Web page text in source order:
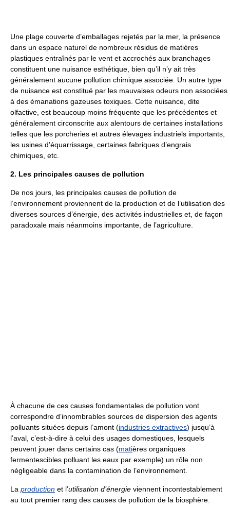
Une plage couverte d’emballages rejetés par la mer, la présence
dans un espace naturel de nombreux résidus de matières
plastiques entraînés par le vent et accrochés aux branchages
constituent une nuisance esthétique, bien qu’il n’y ait très
généralement aucune pollution chimique associée. Un autre type
de nuisance est constitué par les mauvaises odeurs non associées
à des émanations gazeuses toxiques. Cette nuisance, dite
olfactive, est beaucoup moins fréquente que les précédentes et
généralement circonscrite aux alentours de certaines installations
telles que les porcheries et autres élevages industriels importants,
les usines d’équarrissage, certaines fabriques d’engrais
chimiques, etc.
2. Les principales causes de pollution
De nos jours, les principales causes de pollution de
l’environnement proviennent de la production et de l’utilisation des
diverses sources d’énergie, des activités industrielles et, de façon
paradoxale mais néanmoins importante, de l’agriculture.
À chacune de ces causes fondamentales de pollution vont
correspondre d’innombrables sources de dispersion des agents
polluants situées depuis l’amont (industries extractives) jusqu’à
l’aval, c’est-à-dire à celui des usages domestiques, lesquels
peuvent jouer dans certains cas (matières organiques
fermentescibles polluant les eaux par exemple) un rôle non
négligeable dans la contamination de l’environnement.
La production et l’utilisation d’énergie viennent incontestablement
au tout premier rang des causes de pollution de la biosphère.